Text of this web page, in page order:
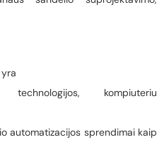
technologijos, kompiuteriu
automatizacijos sprendimai kaip